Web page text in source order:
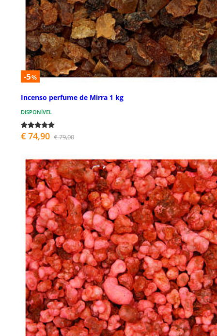
-5%
Incenso perfume de Mirra 1 kg
DISPONÍVEL
€ 74,90 € 79,00